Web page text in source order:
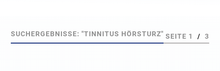
SUCHERGEBNISSE: "TINNITUS HÖRSTURZ" SEITE 1 / 3